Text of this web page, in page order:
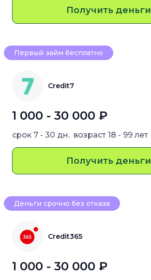
Получить деньги
Первый займ бесплатно
Credit7
1 000 - 30 000 ₽
срок 7 - 30 дн. возраст 18 - 99 лет
Получить деньги
Деньги срочно без отказа
Credit365
1 000 - 30 000 ₽